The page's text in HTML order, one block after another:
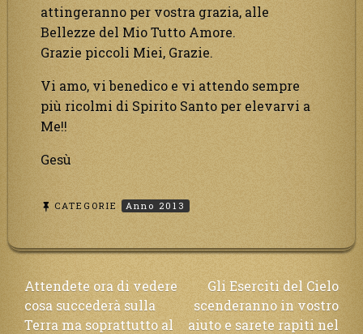
attingeranno per vostra grazia, alle
Bellezze del Mio Tutto Amore.
Grazie piccoli Miei, Grazie.
Vi amo, vi benedico e vi attendo sempre
più ricolmi di Spirito Santo per elevarvi a
Me!!
Gesù
CATEGORIE Anno 2013
Navigazione
articoli
Attendete ora di vedere
cosa succederà sulla
Terra ma soprattutto al
Gli Eserciti del Cielo
scenderanno in vostro
aiuto e sarete rapiti nel